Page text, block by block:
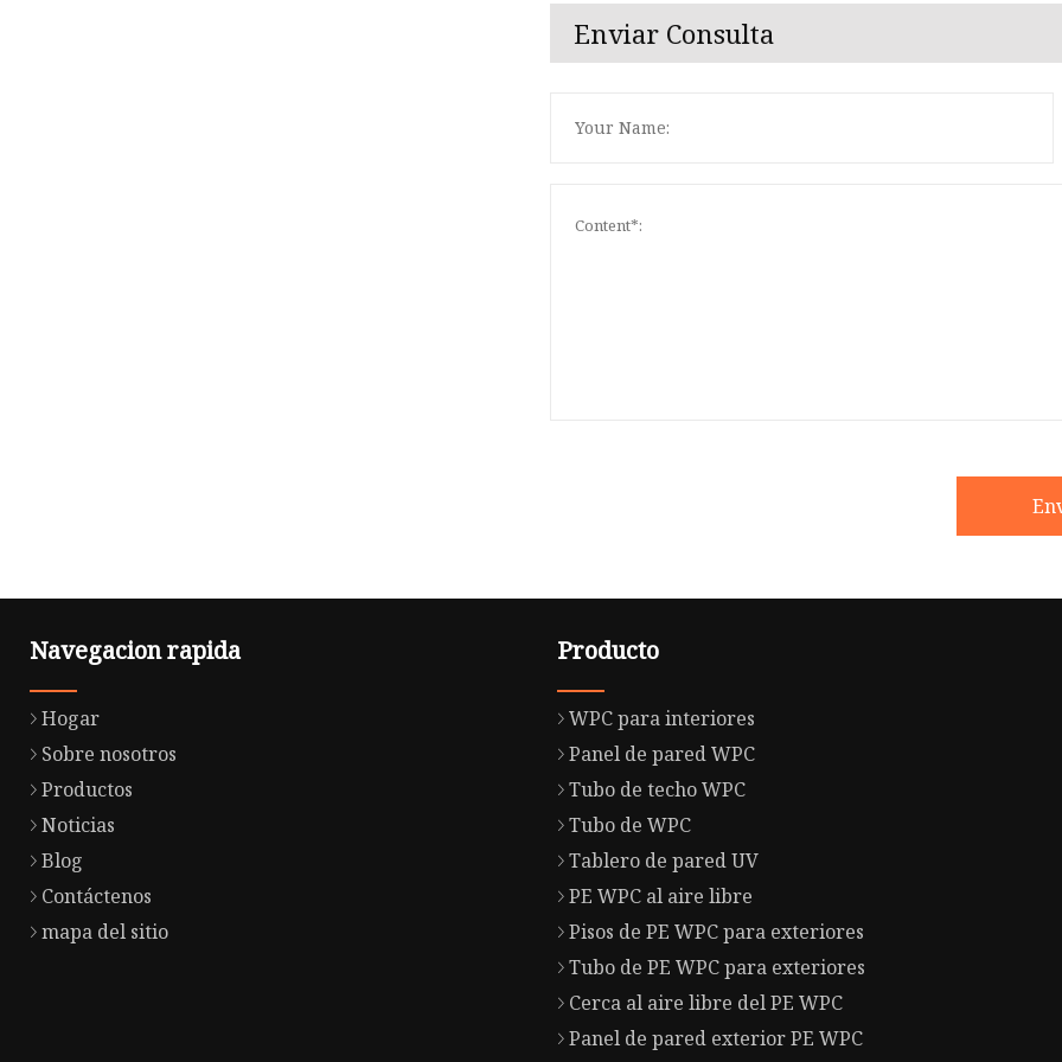
Enviar Consulta
Navegacion rapida
Hogar
Sobre nosotros
Productos
Noticias
Blog
Contáctenos
mapa del sitio
Producto
WPC para interiores
Panel de pared WPC
Tubo de techo WPC
Tubo de WPC
Tablero de pared UV
PE WPC al aire libre
Pisos de PE WPC para exteriores
Tubo de PE WPC para exteriores
Cerca al aire libre del PE WPC
Panel de pared exterior PE WPC